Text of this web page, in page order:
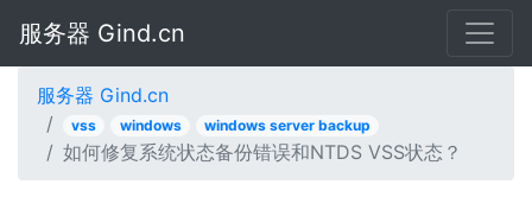
服务器 Gind.cn
服务器 Gind.cn
vss windows windows server backup
如何修复系统状态备份错误和NTDS VSS状态？